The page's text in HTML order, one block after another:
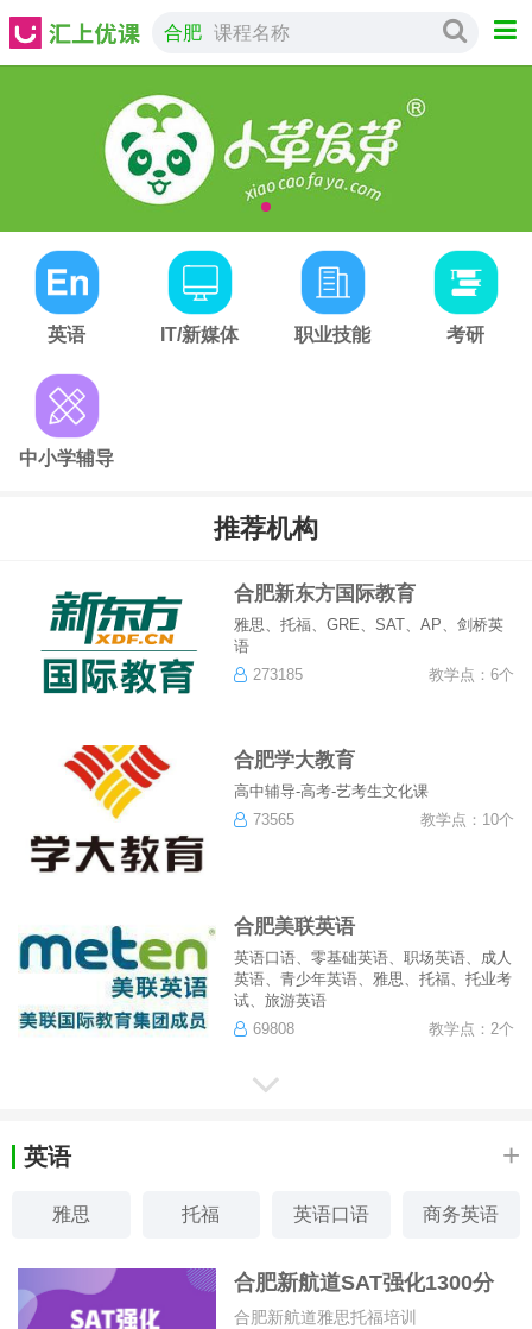
合肥 课程名称
英语 IT/新媒体 职业技能 考研
中小学辅导
推荐机构
合肥新东方国际教育
雅思、托福、GRE、SAT、AP、剑桥英
语
273185
教学点：6个
合肥学大教育
高中辅导-高考-艺考生文化课
73565
教学点：10个
合肥美联英语
英语口语、零基础英语、职场英语、成人
英语、青少年英语、雅思、托福、托业考
试、旅游英语
69808
教学点：2个
合肥康语儿童语言康复中心
少儿编程
13732
英语 +
雅思 托福 英语口语 商务英语
少儿英语 新概念英语 外教口语 英语口译
合肥新航道SAT强化1300分
班
合肥新航道雅思托福培训